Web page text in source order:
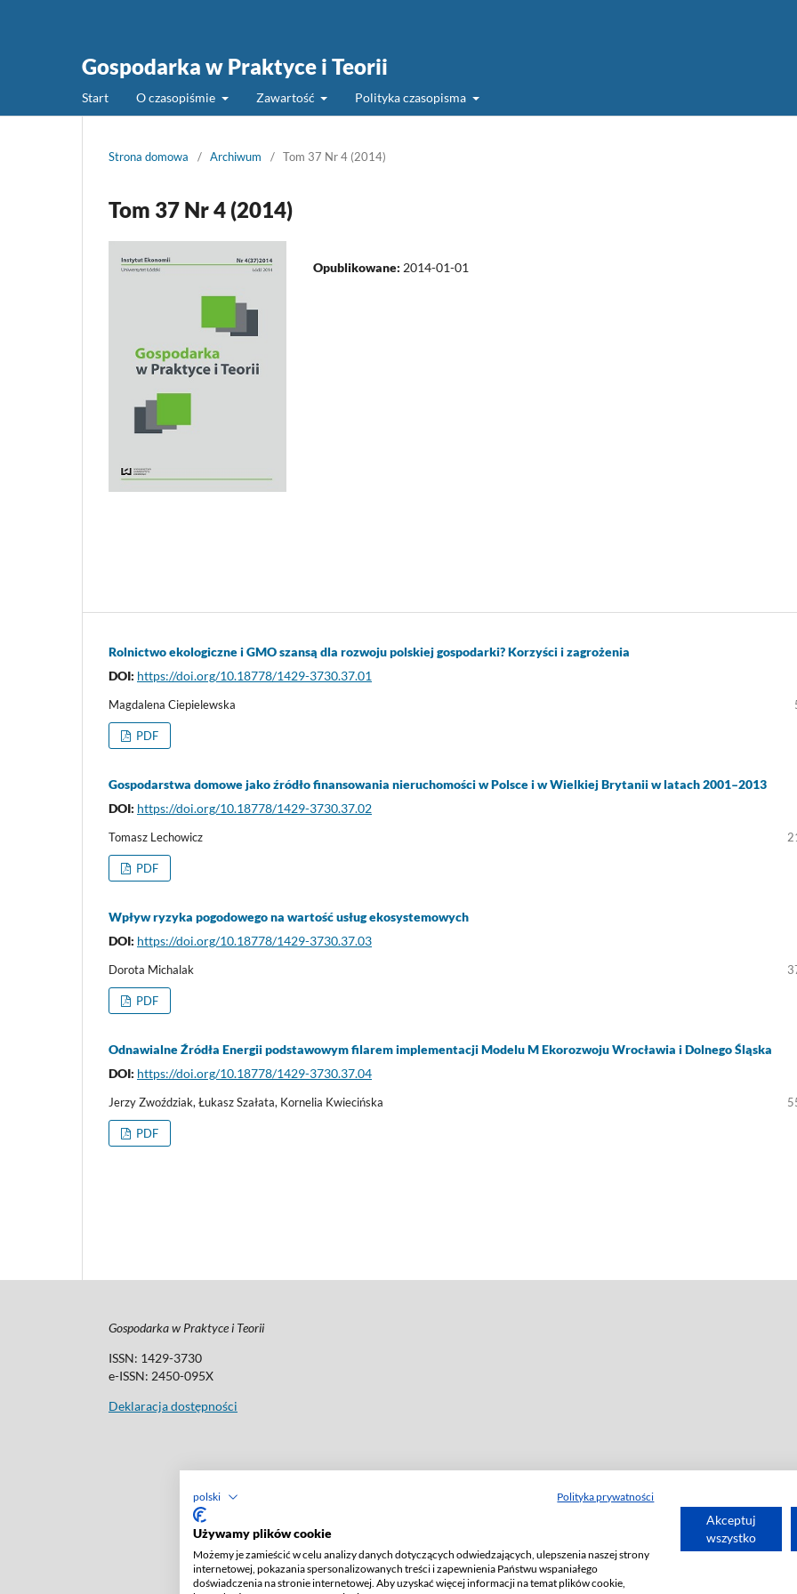
polski Polityka prywatności
Używamy plików cookie
Możemy je zamieścić w celu analizy danych dotyczących odwiedzających, ulepszenia naszej strony
internetowej, pokazania spersonalizowanych treści i zapewnienia Państwu wspaniałego
doświadczenia na stronie internetowej. Aby uzyskać więcej informacji na temat plików cookie,
Akceptuj
wszystko
Gospodarka w Praktyce i Teorii
Start O czasopiśmie Zawartość Polityka czasopisma
Strona domowa / Archiwum / Tom 37 Nr 4 (2014)
Tom 37 Nr 4 (2014)
Opublikowane: 2014-01-01
Rolnictwo ekologiczne i GMO szansą dla rozwoju polskiej gospodarki? Korzyści i zagrożenia
DOI: https://doi.org/10.18778/1429-3730.37.01
Magdalena Ciepielewska
PDF
Gospodarstwa domowe jako źródło finansowania nieruchomości w Polsce i w Wielkiej Brytanii w latach 2001–2013
DOI: https://doi.org/10.18778/1429-3730.37.02
Tomasz Lechowicz
PDF
Wpływ ryzyka pogodowego na wartość usług ekosystemowych
DOI: https://doi.org/10.18778/1429-3730.37.03
Dorota Michalak
PDF
Odnawialne Źródła Energii podstawowym filarem implementacji Modelu M Ekorozwoju Wrocławia i Dolnego Śląska
DOI: https://doi.org/10.18778/1429-3730.37.04
Jerzy Zwoździak, Łukasz Szałata, Kornelia Kwiecińska
PDF
Gospodarka w Praktyce i Teorii
ISSN: 1429-3730
e-ISSN: 2450-095X
Deklaracja dostępności